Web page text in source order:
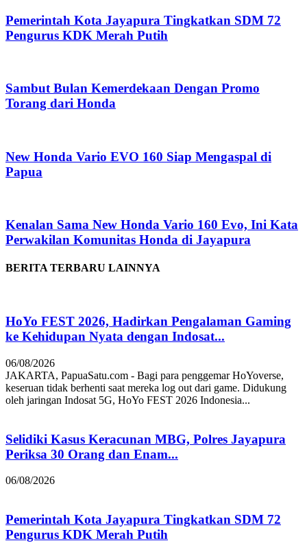
Pemerintah Kota Jayapura Tingkatkan SDM 72
Pengurus KDK Merah Putih
Sambut Bulan Kemerdekaan Dengan Promo
Torang dari Honda
New Honda Vario EVO 160 Siap Mengaspal di
Papua
Kenalan Sama New Honda Vario 160 Evo, Ini Kata
Perwakilan Komunitas Honda di Jayapura
BERITA TERBARU LAINNYA
HoYo FEST 2026, Hadirkan Pengalaman Gaming
ke Kehidupan Nyata dengan Indosat...
06/08/2026
JAKARTA, PapuaSatu.com - Bagi para penggemar HoYoverse,
keseruan tidak berhenti saat mereka log out dari game. Didukung
oleh jaringan Indosat 5G, HoYo FEST 2026 Indonesia...
Selidiki Kasus Keracunan MBG, Polres Jayapura
Periksa 30 Orang dan Enam...
06/08/2026
Pemerintah Kota Jayapura Tingkatkan SDM 72
Pengurus KDK Merah Putih